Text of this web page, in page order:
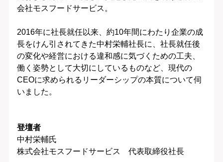
会社モスフードサービス。
2016年に社長就任以来、約10年間にわたり企業の成
長をけん引されてきた中村栄輔社長に、社長就任後
の変化や経営における違和感に気づくための工夫、
働く姿勢として大切にしているものなど、現代の
CEOに求められるリーダーシップの本質について伺
いました。
登壇者
中村栄輔氏
株式会社モスフードサービス 代表取締役社長